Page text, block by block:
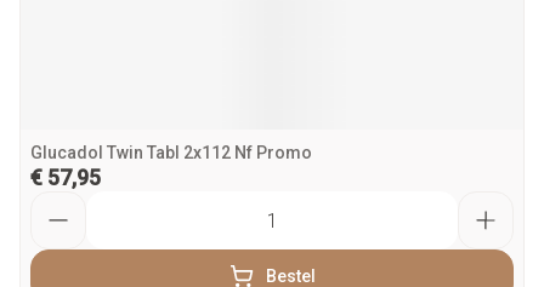
Glucadol Twin Tabl 2x112 Nf Promo
€ 57,95
Bestel